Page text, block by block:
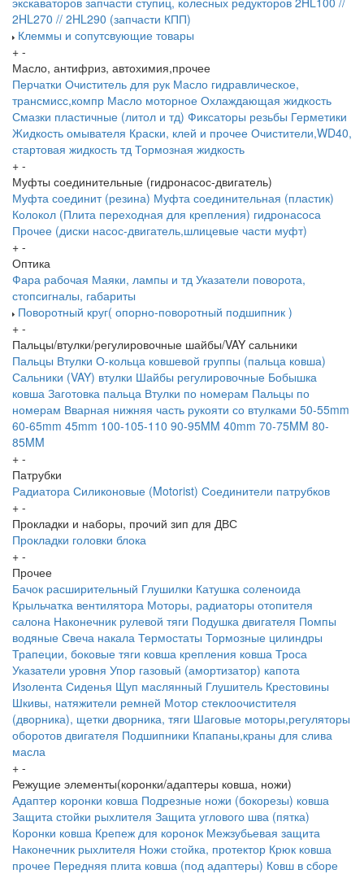
2HL270 // 2HL290 (запчасти КПП)
Клеммы и сопутсвующие товары
+ -
Масло, антифриз, автохимия,прочее
Перчатки Очиститель для рук Масло гидравлическое,
трансмисс,компр Масло моторное Охлаждающая жидкость
Смазки пластичные (литол и тд) Фиксаторы резьбы Герметики
Жидкость омывателя Краски, клей и прочее Очистители,WD40,
стартовая жидкость тд Тормозная жидкость
+ -
Муфты соединительные (гидронасос-двигатель)
Муфта соединит (резина) Муфта соединительная (пластик)
Колокол (Плита переходная для крепления) гидронасоса
Прочее (диски насос-двигатель,шлицевые части муфт)
+ -
Оптика
Фара рабочая Маяки, лампы и тд Указатели поворота,
стопсигналы, габариты
Поворотный круг( опорно-поворотный подшипник )
+ -
Пальцы/втулки/регулировочные шайбы/VAY сальники
Пальцы Втулки О-кольца ковшевой группы (пальца ковша)
Сальники (VAY) втулки Шайбы регулировочные Бобышка
ковша Заготовка пальца Втулки по номерам Пальцы по
номерам Вварная нижняя часть рукояти со втулками 50-55mm
60-65mm 45mm 100-105-110 90-95MM 40mm 70-75MM 80-
85MM
+ -
Патрубки
Радиатора Силиконовые (Motorist) Соединители патрубков
+ -
Прокладки и наборы, прочий зип для ДВС
Прокладки головки блока
+ -
Прочее
Бачок расширительный Глушилки Катушка соленоида
Крыльчатка вентилятора Моторы, радиаторы отопителя
салона Наконечник рулевой тяги Подушка двигателя Помпы
водяные Свеча накала Термостаты Тормозные цилиндры
Трапеции, боковые тяги ковша крепления ковша Троса
Указатели уровня Упор газовый (амортизатор) капота
Изолента Сиденья Щуп маслянный Глушитель Крестовины
Шкивы, натяжители ремней Мотор стеклоочистителя
(дворника), щетки дворника, тяги Шаговые моторы,регуляторы
оборотов двигателя Подшипники Кпапаны,краны для слива
масла
+ -
Режущие элементы(коронки/адаптеры ковша, ножи)
Адаптер коронки ковша Подрезные ножи (бокорезы) ковша
Защита стойки рыхлителя Защита углового шва (пятка)
Коронки ковша Крепеж для коронок Межзубьевая защита
Наконечник рыхлителя Ножи стойка, протектор Крюк ковша
прочее Передняя плита ковша (под адаптеры) Ковш в сборе